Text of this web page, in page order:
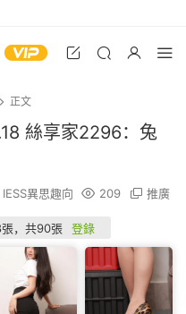
正文
絲享家2296：兔
IESS異思趣向 209 推廣
，共90張 登錄